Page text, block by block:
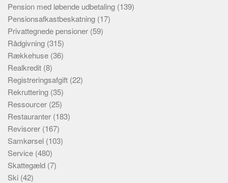
Pension med løbende udbetaling (139)
Pensionsafkastbeskatning (17)
Privattegnede pensioner (59)
Rådgivning (315)
Rækkehuse (36)
Realkredit (8)
Registreringsafgift (22)
Rekruttering (35)
Ressourcer (25)
Restauranter (183)
Revisorer (167)
Samkørsel (103)
Service (480)
Skattegæld (7)
Ski (42)